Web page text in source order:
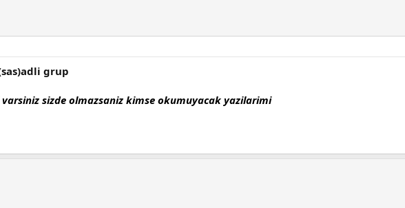
grup
sizde olmazsaniz kimse okumuyacak yazilarimi